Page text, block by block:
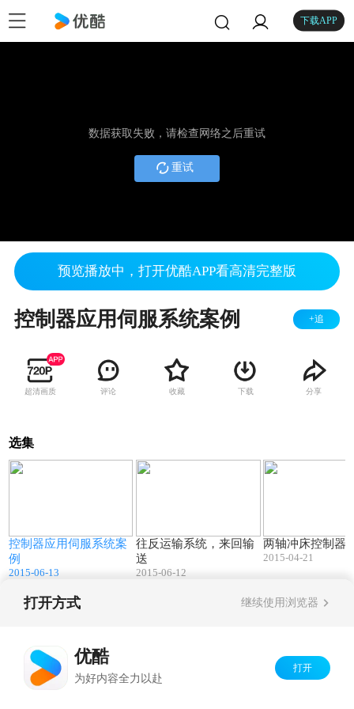
下载APP
数据获取失败，请检查网络之后重试
重试
预览播放中，打开优酷APP看高清完整版
控制器应用伺服系统案例 +追
超清画质 评论 收藏 下载 分享
选集
控制器应用伺服系统案
例
2015-06-13
往反运输系统，来回输
送
2015-06-12
两轴冲床控制器
2015-04-21
打开方式 继续使用浏览器
优酷
为好内容全力以赴
打开